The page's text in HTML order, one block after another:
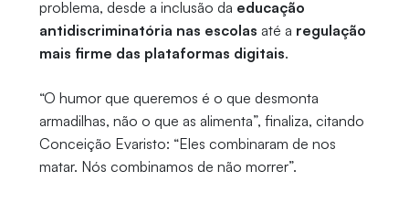
problema, desde a inclusão da educação
antidiscriminatória nas escolas até a regulação
mais firme das plataformas digitais.
“O humor que queremos é o que desmonta
armadilhas, não o que as alimenta”, finaliza, citando
Conceição Evaristo: “Eles combinaram de nos
matar. Nós combinamos de não morrer”.